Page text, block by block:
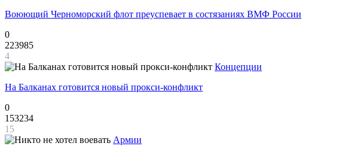
Воюющий Черноморский флот преуспевает в состязаниях ВМФ России
0
223985
4
Концепции
На Балканах готовится новый прокси-конфликт
0
153234
15
Армии